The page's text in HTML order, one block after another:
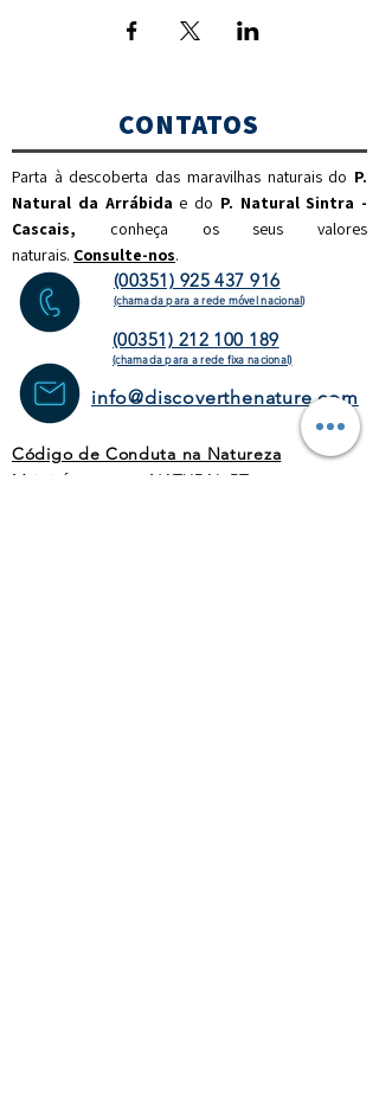
CONTATOS
Parta à descoberta das maravilhas naturais do P.
Natural da Arrábida e do P. Natural Sintra -
Cascais, conheça os seus valores
naturais. Consulte-nos.
(00351) 925 437 916
(chamada para a rede móvel nacional)
(00351) 212 100 189
(chamada para a rede fixa nacional)
info@discoverthenature.com
Código de Conduta na Natureza
Mais informações: NATURAL .PT